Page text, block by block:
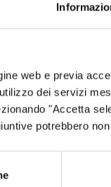
web e previa
dei servizi
"Accetta
potrebbero
Melilla)